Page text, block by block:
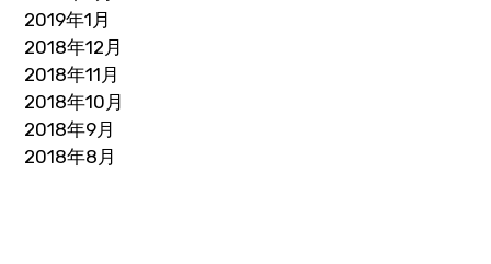
2019年1月
2018年12月
2018年11月
2018年10月
2018年9月
2018年8月